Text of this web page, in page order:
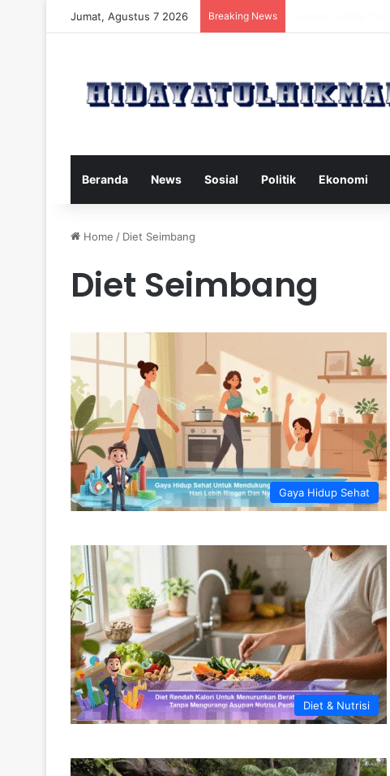
Jumat, Agustus 7 2026 Breaking News
Beranda News Sosial Politik Ekonomi
Home / Diet Seimbang
Diet Seimbang
Gaya Hidup Sehat
Diet & Nutrisi